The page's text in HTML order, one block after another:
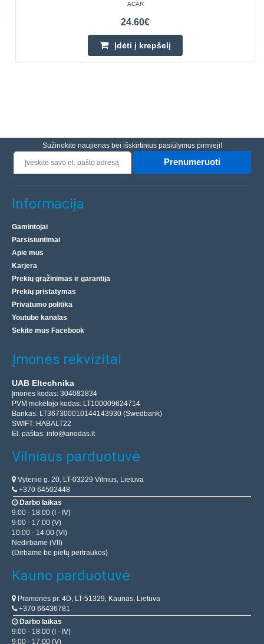
ACAR
24.60€
Įdėti į krepšelį
Sužinokite naujienas bei išskirtinius pasiūlymus pirmieji!
Prenumeruoti
Informacija
Gamintojai
Parsisiuntimai
Apie mus
Karjera
Prekių grąžinimas ir garantija
Prekių pristatymas
Privatumo politika
Youtube kanalas
Sekite mus Facebook
Įmonės rekvizitai
UAB Eltechnika
Įmonės kodas: 304082834
PVM mokėtojo kodas: LT100009624714
Bankas: LT367300010144143930 (Swedbank)
SWIFT: HABALT22
El. paštas: info@anodas.lt
Vilniaus parduotuvė
Vytenio g. 20, LT-03229 Vilnius, Lietuva
+370 64502448
Darbo laikas
9:00 - 18:00 (I - IV)
9:00 - 17:00 (V)
10:00 - 14:00 (VI)
Nedirbame (VII)
(Dirbame be pietų pertraukos)
Kauno parduotuvė
Pramonės pr. 4D, LT-51329, Kaunas, Lietuva
+370 66436781
Darbo laikas
9:00 - 18:00 (I - IV)
9:00 - 17:00 (V)